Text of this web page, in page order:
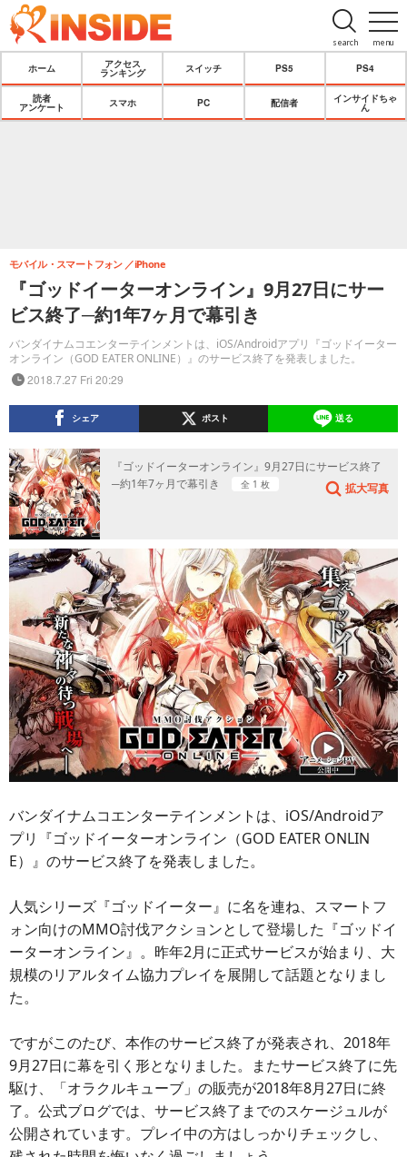
menu
search
ホーム
アクセス
ランキング
スイッチ PS5 PS4
読者
アンケート
スマホ PC 配信者
インサイドちゃ
ん
『ゴッドイーターオンライン』9月27日にサー
ビス終了─約1年7ヶ月で幕引き
バンダイナムコエンターテインメントは、iOS/Androidアプリ『ゴッドイーター
オンライン（GOD EATER ONLINE）』のサービス終了を発表しました。
モバイル・スマートフォン iPhone
2018.7.27 Fri 20:29
シェア ポスト 送る
『ゴッドイーターオンライン』9月27日にサービス終了
─約1年7ヶ月で幕引き
全 1 枚 拡大写真
バンダイナムコエンターテインメントは、iOS/Androidア
プリ『ゴッドイーターオンライン（GOD EATER ONLIN
E）』のサービス終了を発表しました。
人気シリーズ『ゴッドイーター』に名を連ね、スマートフ
ォン向けのMMO討伐アクションとして登場した『ゴッドイ
ーターオンライン』。昨年2月に正式サービスが始まり、大
規模のリアルタイム協力プレイを展開して話題となりまし
た。
ですがこのたび、本作のサービス終了が発表され、2018年
9月27日に幕を引く形となりました。またサービス終了に先
駆け、「オラクルキューブ」の販売が2018年8月27日に終
了。公式ブログでは、サービス終了までのスケージュルが
公開されています。プレイ中の方はしっかりチェックし、